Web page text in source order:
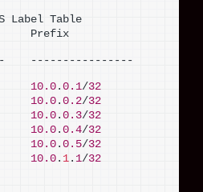
Label Table
Prefix
----------------
10.0 .0.1/32
10.0 .0.2/32
10.0 .0.3/32
10.0 .0.4/32
10.0 .0.5/32
10.0 . 1 . 1/32